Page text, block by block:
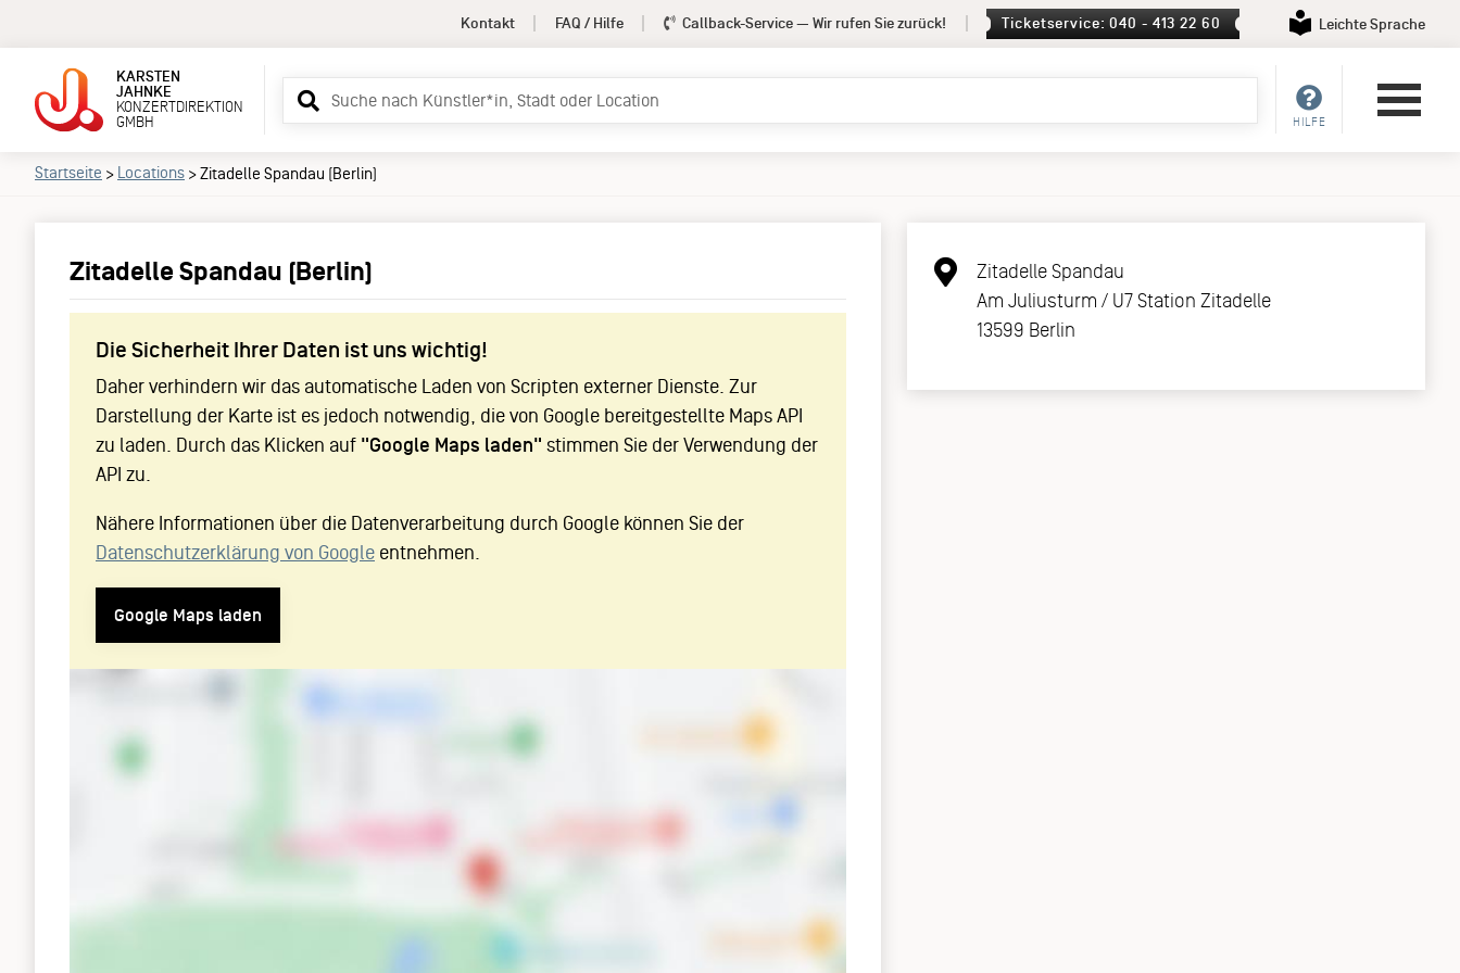
Kontakt FAQ / Hilfe Callback-Service — Wir rufen Sie zurück! Ticketservice: 040 - 413 22 60 Leichte Sprache
KARSTEN
JAHNKE
KONZERTDIREKTION
GMBH
Suchbegriff
eingeben
HILFE
Startseite > Locations >Zitadelle Spandau (Berlin)
Zitadelle Spandau (Berlin)
Die Sicherheit Ihrer Daten ist uns wichtig!
Daher verhindern wir das automatische Laden von Scripten externer Dienste. Zur
Darstellung der Karte ist es jedoch notwendig, die von Google bereitgestellte Maps API
zu laden. Durch das Klicken auf "Google Maps laden" stimmen Sie der Verwendung der
API zu.
Nähere Informationen über die Datenverarbeitung durch Google können Sie der
Datenschutzerklärung von Google entnehmen.
Google Maps laden
Zitadelle Spandau
Am Juliusturm / U7 Station Zitadelle
13599 Berlin